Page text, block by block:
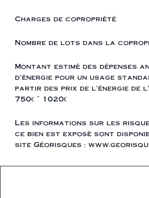
Charges de copropriété
Nombre de lots dans la
Montant estimé des dépenses
d'énergie pour un usage
partir des prix de l'énergie de
750€ ~ 1020€
Les informations sur les
ce bien est exposé sont
site Géorisques :